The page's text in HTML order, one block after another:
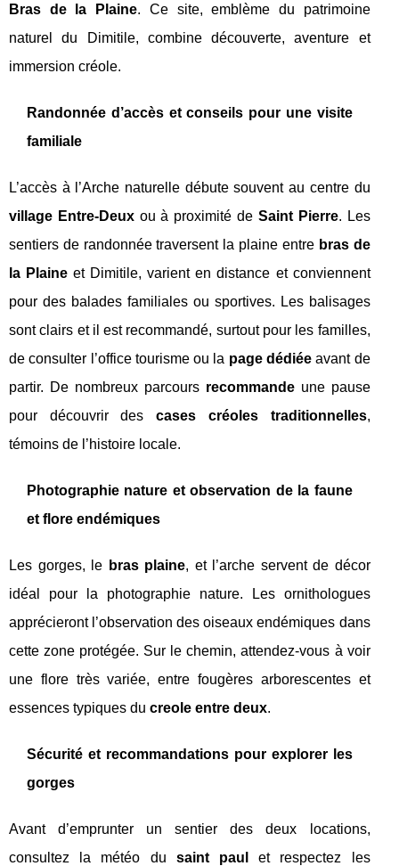
Bras de la Plaine. Ce site, emblème du patrimoine
naturel du Dimitile, combine découverte, aventure et
immersion créole.
Randonnée d’accès et conseils pour une visite
familiale
L’accès à l’Arche naturelle débute souvent au centre du
village Entre-Deuxou à proximité de Saint Pierre. Les
sentiers de randonnée traversent la plaine entre bras de
la Plaine et Dimitile, varient en distance et conviennent
pour des balades familiales ou sportives. Les balisages
sont clairs et il est recommandé, surtout pour les familles,
de consulter l’office tourisme ou la page dédiée avant de
partir. De nombreux parcours recommandeune pause
pour découvrir descases créoles traditionnelles,
témoins de l’histoire locale.
Photographie nature et observation de la faune
et flore endémiques
Les gorges, le bras plaine, et l’arche servent de décor
idéal pour la photographie nature. Les ornithologues
apprécieront l’observation des oiseaux endémiques dans
cette zone protégée. Sur le chemin, attendez-vous à voir
une flore très variée, entre fougères arborescentes et
essences typiques du creole entre deux.
Sécurité et recommandations pour explorer les
gorges
Avant d’emprunter un sentier des deux locations,
consultez la météo du saint paul
et respectez les